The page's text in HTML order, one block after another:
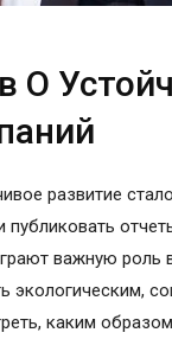
О
развитие
важную роль
экологическим,
каким